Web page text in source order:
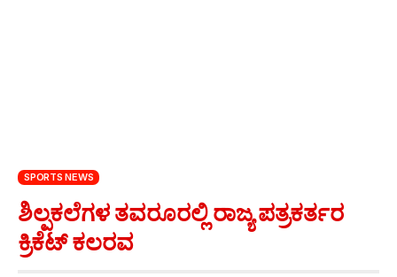
SPORTS NEWS
ಶಿಲ್ಪಕಲೆಗಳ ತವರೂರಲ್ಲಿ ರಾಜ್ಯ ಪತ್ರಕರ್ತರ
ಕ್ರಿಕೆಟ್ ಕಲರವ